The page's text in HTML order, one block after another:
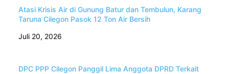
Atasi Krisis Air di Gunung Batur dan Tembulun, Karang
Taruna Cilegon Pasok 12 Ton Air Bersih
Juli 20, 2026
DPC PPP Cilegon Panggil Lima Anggota DPRD Terkait